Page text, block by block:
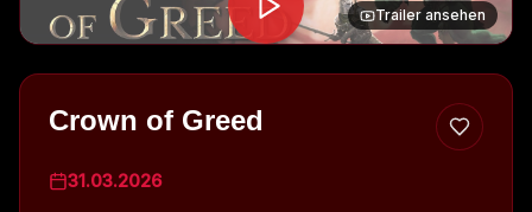
Trailer ansehen
Crown of Greed
31.03.2026